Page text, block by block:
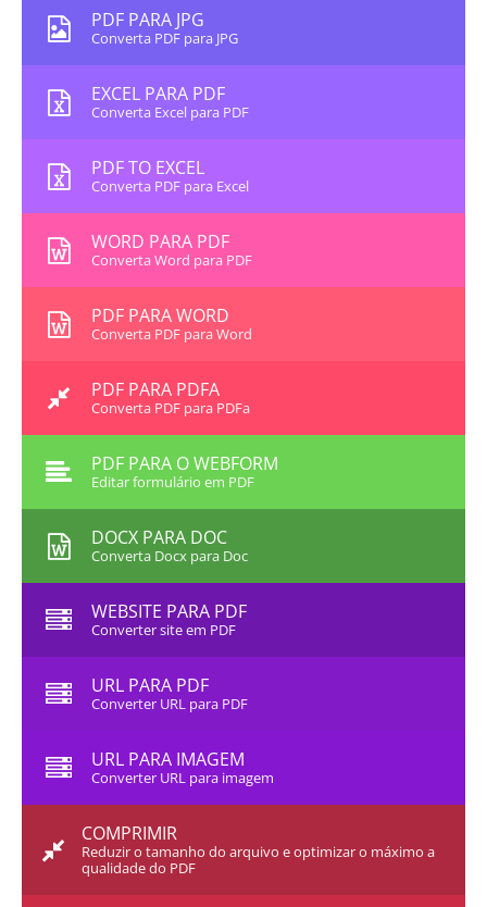
PDF PARA JPG
Converta PDF para JPG
EXCEL PARA PDF
Converta Excel para PDF
PDF TO EXCEL
Converta PDF para Excel
WORD PARA PDF
Converta Word para PDF
PDF PARA WORD
Converta PDF para Word
PDF PARA PDFA
Converta PDF para PDFa
PDF PARA O WEBFORM
Editar formulário em PDF
DOCX PARA DOC
Converta Docx para Doc
WEBSITE PARA PDF
Converter site em PDF
URL PARA PDF
Converter URL para PDF
URL PARA IMAGEM
Converter URL para imagem
COMPRIMIR
Reduzir o tamanho do arquivo e optimizar o máximo a
qualidade do PDF